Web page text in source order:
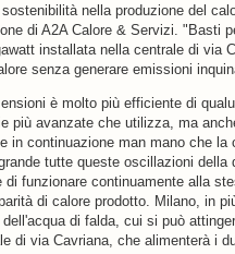
nella produzione del
di A2A Calore & Servizi. "Basti
installata nella centrale di via
senza generare emissioni
è molto più efficiente di
più avanzate che utilizza, ma
in continuazione man mano che la
tutte queste oscillazioni della
funzionare continuamente alla
di calore prodotto. Milano, in
di falda, cui si può
di via Cavriana, che alimenterà i